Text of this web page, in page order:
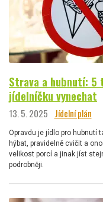
Strava a hubnutí:
jídelníčku vynechat
13. 5. 2025 Jídelní plán
Opravdu je jídlo pro hubnutí
hýbat, pravidelně cvičit a
velikost porcí a jinak jíst
podrobněji.